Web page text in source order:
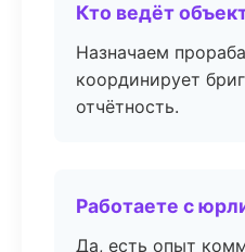
Кто ведёт
Назначаем
координирует
отчётность.
Работаете с
Да, есть опыт